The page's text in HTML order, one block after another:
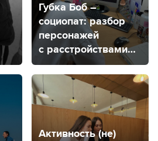
Губка Боб –
социопат: разбор
персонажей
с расстройствами
от психолога
из Ставрополя
Активность (не)